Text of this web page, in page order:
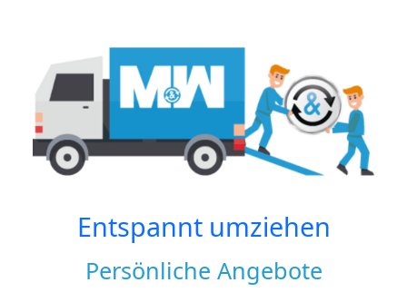
Entspannt umziehen
Persönliche Angebote